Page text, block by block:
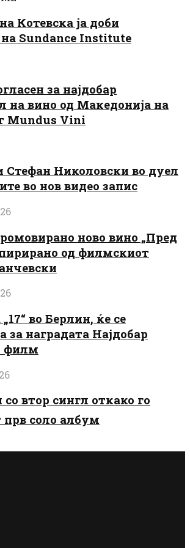
Котевска ја доби
Sundance Institute
за најдобар
на вино од Македонија на
Mundus Vini
Стефан Николовски во дуел
во нов видео запис
ново вино „Пред
од филмскиот
во Берлин, ќе се
за наградата Најдобар
филм
втор сингл откако го
прв соло албум